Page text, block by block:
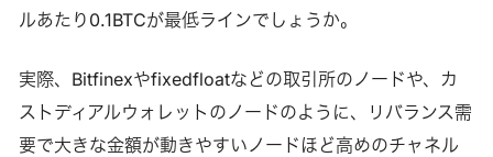
ルあたり0.1BTCが最低ラインでしょうか。
実際、Bitfinexやfixedfloatなどの取引所のノードや、カ
ストディアルウォレットのノードのように、リバランス需
要で大きな金額が動きやすいノードほど高めのチャネル